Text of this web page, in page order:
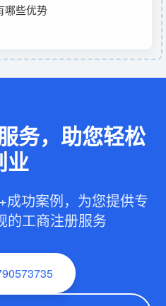
哪些优势
务，助您轻松
业
成功案例，为您提供专
的工商注册服务